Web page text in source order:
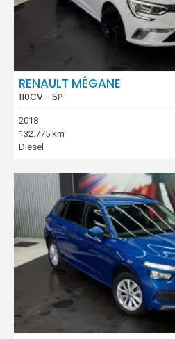
RENAULT MÉGANE
110CV - 5P
2018
132.775 km
Diesel